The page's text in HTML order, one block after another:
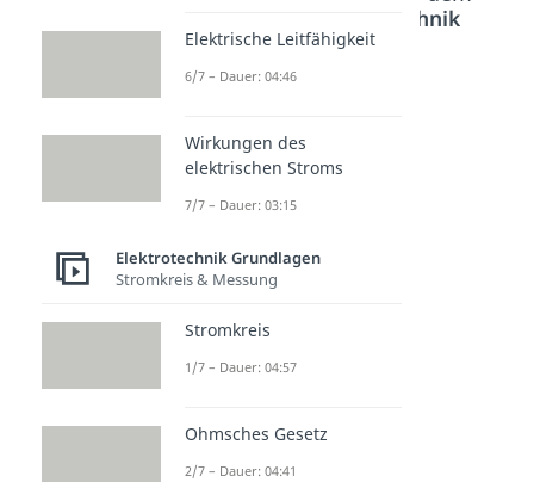
Elektrotechnik
Grundlagen
ärke
Dauer: 03:35
ärke
berechn
en
Leitfähi
Elektrische Leitfähigkeit
6/7 – Dauer: 04:46
Wirkungen des
elektrischen Stroms
7/7 – Dauer: 03:15
Elektrotechnik Grundlagen
Stromkreis & Messung
Stromkreis
1/7 – Dauer: 04:57
Ohmsches Gesetz
2/7 – Dauer: 04:41